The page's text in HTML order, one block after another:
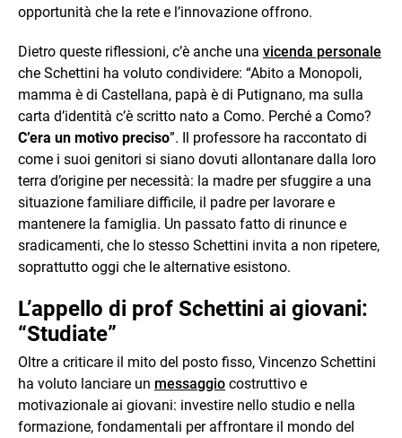
opportunità che la rete e l’innovazione offrono.
Dietro queste riflessioni, c’è anche una vicenda personale
che Schettini ha voluto condividere: “Abito a Monopoli,
mamma è di Castellana, papà è di Putignano, ma sulla
carta d’identità c’è scritto nato a Como. Perché a Como?
C’era un motivo preciso”. Il professore ha raccontato di
come i suoi genitori si siano dovuti allontanare dalla loro
terra d’origine per necessità: la madre per sfuggire a una
situazione familiare difficile, il padre per lavorare e
mantenere la famiglia. Un passato fatto di rinunce e
sradicamenti, che lo stesso Schettini invita a non ripetere,
soprattutto oggi che le alternative esistono.
L’appello di prof Schettini ai giovani:
“Studiate”
Oltre a criticare il mito del posto fisso, Vincenzo Schettini
ha voluto lanciare un messaggio costruttivo e
motivazionale ai giovani: investire nello studio e nella
formazione, fondamentali per affrontare il mondo del